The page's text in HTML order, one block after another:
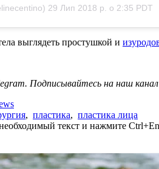
29 Лип 2018 р. о 2:35 PDT
выглядеть простушкой и
Подписывайтесь на наш канал
, пластика, пластика лица
текст и нажмите